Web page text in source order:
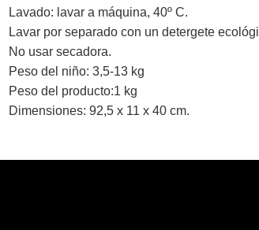
Lavado: lavar a máquina, 40º C.
Lavar por separado con un detergete
No usar secadora.
Peso del niño: 3,5-13 kg
Peso del producto:1 kg
Dimensiones: 92,5 x 11 x 40 cm.